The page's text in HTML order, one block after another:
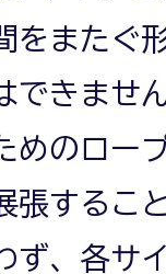
をまたぐ
できませ
めのロー
張するこ
ず、各サ